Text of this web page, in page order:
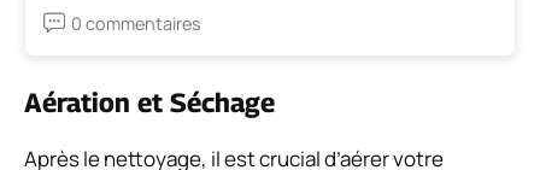
0 commentaires
Aération et Séchage
Après le nettoyage, il est crucial d’aérer votre